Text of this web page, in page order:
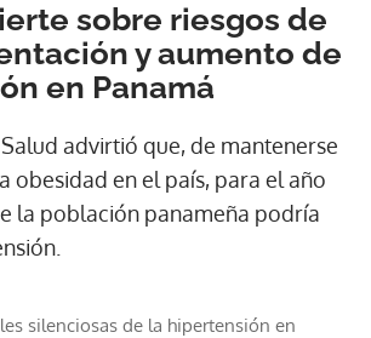
sobre riesgos de
y aumento de
en Panamá
advirtió que, de mantenerse
obesidad en el país, para el año
la población panameña podría
silenciosas de la hipertensión en